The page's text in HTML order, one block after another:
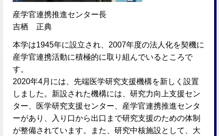
産学官連携推進センター長
吉栖 正典
本学は1945年に設立され、2007年度の法人化を契機に
産学官連携活動に積極的に取り組んでいるところで
す。
2020年4月には、先端医学研究支援機構を新しく設置
しました。新設された機構には、研究力向上支援セン
ター、医学研究支援センター、産学官連携推進センタ
ーがあり、入り口から出口まで研究支援のための体制
が整備されています。また、研究中核施設として、大